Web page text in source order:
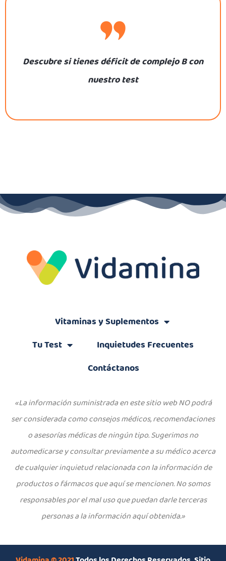
Descubre si tienes déficit de complejo B con
nuestro test
Vitaminas y Suplementos
Tu Test
Inquietudes Frecuentes
Contáctanos
«La información suministrada en este sitio web NO podrá
ser considerada como consejos médicos, recomendaciones
o asesorías médicas de ningún tipo. Sugerimos no
automedicarse y consultar previamente a su médico acerca
de cualquier inquietud relacionada con la información de
productos o fármacos que aquí se mencionen. No somos
responsables por el mal uso que puedan darle terceras
personas a la información aquí obtenida.»